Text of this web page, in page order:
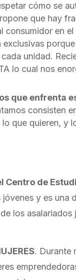
cómo se
que hay
consumidor en
unidad.
lo cual nos
que enfrenta
consisten
que quieren, y
Centro de
y es una
los
. Durante